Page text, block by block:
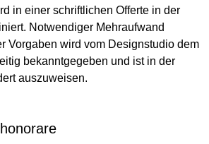
in einer schriftlichen Offerte in der
Notwendiger Mehraufwand
Vorgaben wird vom Designstudio dem
bekanntgegeben und ist in der
auszuweisen.